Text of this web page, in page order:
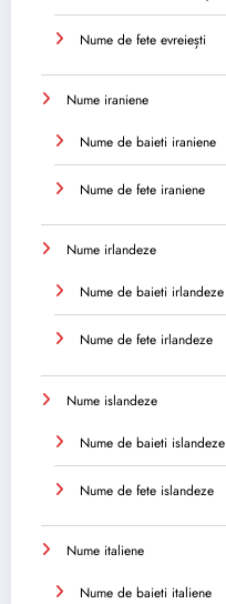
Nume de fete evreiești
Nume iraniene
Nume de baieti iraniene
Nume de fete iraniene
Nume irlandeze
Nume de baieti irlandeze
Nume de fete irlandeze
Nume islandeze
Nume de baieti islandeze
Nume de fete islandeze
Nume italiene
Nume de baieti italiene